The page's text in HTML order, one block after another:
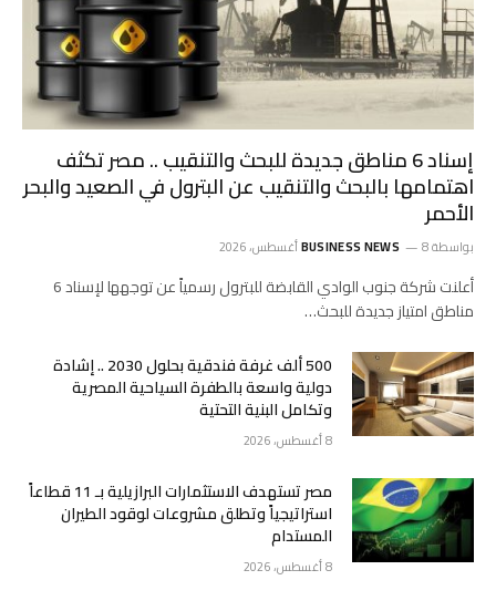
إسناد 6 مناطق جديدة للبحث والتنقيب .. مصر تكثف
اهتمامها بالبحث والتنقيب عن البترول في الصعيد والبحر
الأحمر
بواسطة BUSINESS NEWS 8 أغسطس، 2026
أعلنت شركة جنوب الوادي القابضة للبترول رسمياً عن توجهها لإسناد 6
مناطق امتياز جديدة للبحث…
500 ألف غرفة فندقية بحلول 2030 .. إشادة
دولية واسعة بالطفرة السياحية المصرية
وتكامل البنية التحتية
8 أغسطس، 2026
مصر تستهدف الاستثمارات البرازيلية بـ 11 قطاعاً
استراتيجياً وتطلق مشروعات لوقود الطيران
المستدام
8 أغسطس، 2026